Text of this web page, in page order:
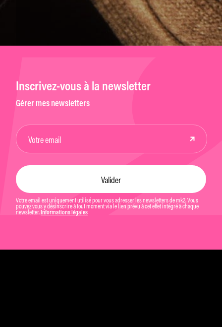
Inscrivez-vous à la newsletter
Gérer mes newsletters
Votre email est uniquement utilisé pour vous adresser les newsletters de mk2. Vous
pouvez vous y désinscrire à tout moment via le lien prévu à cet effet intégré à chaque
newsletter. Informations légales